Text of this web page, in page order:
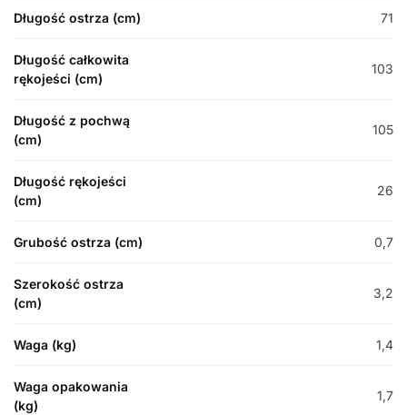
Długość ostrza (cm) 71
Długość całkowita
rękojeści (cm)
103
Długość z pochwą
(cm)
105
Długość rękojeści
(cm)
26
Grubość ostrza (cm) 0,7
Szerokość ostrza
(cm)
3,2
Waga (kg) 1,4
Waga opakowania
(kg)
1,7